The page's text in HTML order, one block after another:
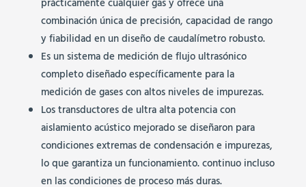
prácticamente cualquier gas y ofrece una
combinación única de precisión, capacidad de rango
y fiabilidad en un diseño de caudalímetro robusto.
Es un sistema de medición de flujo ultrasónico
completo diseñado específicamente para la
medición de gases con altos niveles de impurezas.
Los transductores de ultra alta potencia con
aislamiento acústico mejorado se diseñaron para
condiciones extremas de condensación e impurezas,
lo que garantiza un funcionamiento. continuo incluso
en las condiciones de proceso más duras.